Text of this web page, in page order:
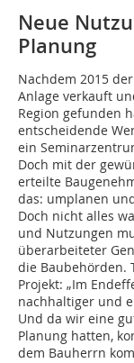
Neue
Planung
Nachdem 2015
Anlage verkauft
Region gefunden
entscheidende
ein
Doch mit der
erteilte
das: umplanen
Doch nicht alles
und Nutzungen
überarbeiteter
die Baubehörden.
Projekt: „Im
nachhaltiger und
Und da wir eine
Planung hatten,
dem Bauherrn